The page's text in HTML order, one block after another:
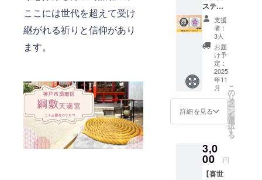
ここには世代を超えて受け
継がれる祈りと信仰があり
ます。
を受ける綱
敷天満宮末
社稲荷神社
等の外部塗
装を飛躍的
に長持ちさ
せます。弊
所は「施
主・地域
（環境）・
所」の四者
いずれもが
「修復して
お、支
援時に
上乗せ
支援が
可能で
す。 応
援の気
持ちの
上乗
せ、大
歓迎で
す！
ステッ
カー2枚
セッ
ト】 綱
敷天満
宮ス
テッ
カー2枚
をお届
けしま
す。 お
礼の
メッ
セージ
ザイ
ン：フ
クロウ
と夢咲
支援
者：
3人
お届
け予
定：
2025
年11
月
詳細を見る
こ
の
リ
タ
ー
ン
を
選
択
す
る
3,0
00 円
【喜世